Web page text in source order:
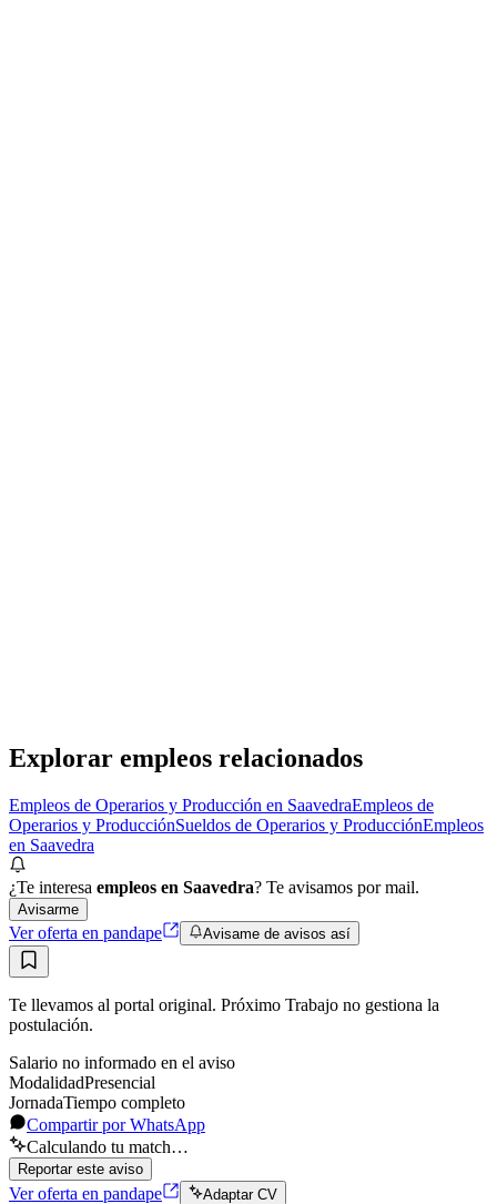
Explorar empleos relacionados
Empleos de Operarios y Producción en SaavedraEmpleos de
Operarios y ProducciónSueldos de Operarios y ProducciónEmpleos
en Saavedra
¿Te interesa empleos en Saavedra? Te avisamos por mail.
Avisarme
Ver oferta en pandape Avisame de avisos así
Te llevamos al portal original. Próximo Trabajo no gestiona la
postulación.
Salario no informado en el aviso
ModalidadPresencial
JornadaTiempo completo
Compartir por WhatsApp
Calculando tu match…
Reportar este aviso
Ver oferta en pandape Adaptar CV